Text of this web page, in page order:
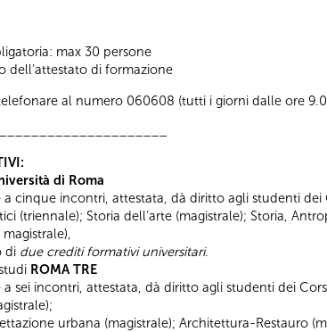
max 30 persone
dell’attestato di formazione
al numero 060608 (tutti i giorni dalle ore
di Roma
a cinque incontri, attestata, dà diritto agli studenti dei
(triennale); Storia dell’arte (magistrale); Storia,
di due crediti formativi universitari.
ROMA TRE
sei incontri, attestata, dà diritto agli studenti dei
urbana (magistrale); Architettura-Restauro